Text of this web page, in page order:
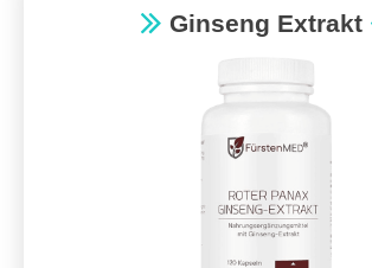
Ginseng Extrakt